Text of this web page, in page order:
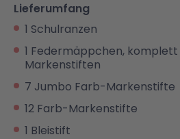
Lieferumfang
1 Schulranzen
1 Federmäppchen,
Markenstiften
7 Jumbo Farb-Markenstifte
12 Farb-Markenstifte
1 Bleistift